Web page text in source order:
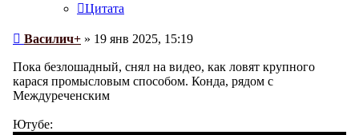
Цитата
Сообщение
Василич+ » 19 янв 2025, 15:19
Пока безлошадный, снял на видео, как ловят крупного
карася промысловым способом. Конда, рядом с
Междуреченским
Ютубе: